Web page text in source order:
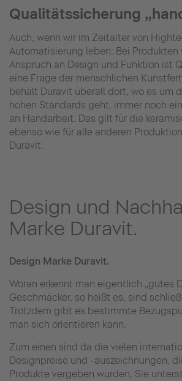
Qualitätssicherung
Auch, wenn wir im Zeitalter von
Automatisierung leben: Bei Produkten
Anspruch an Design und Funktion ist
eine Frage der menschlichen
behält Duravit überall dort, wo es um
hohen Standards geht, immer noch
an Handarbeit. Das gilt für die
ebenso wie für alle anderen
Duravit.
Design und
Marke Duravit.
Design Marke Duravit.
Woran erkennt man eigentlich „gutes
Geschmäcker, so heißt es, sind
Trotzdem gibt es bestimmte
man sich orientieren kann.
Zum einen sind da die vielen
Designpreise und -auszeichnungen,
Produkte vergeben wurden. Sie